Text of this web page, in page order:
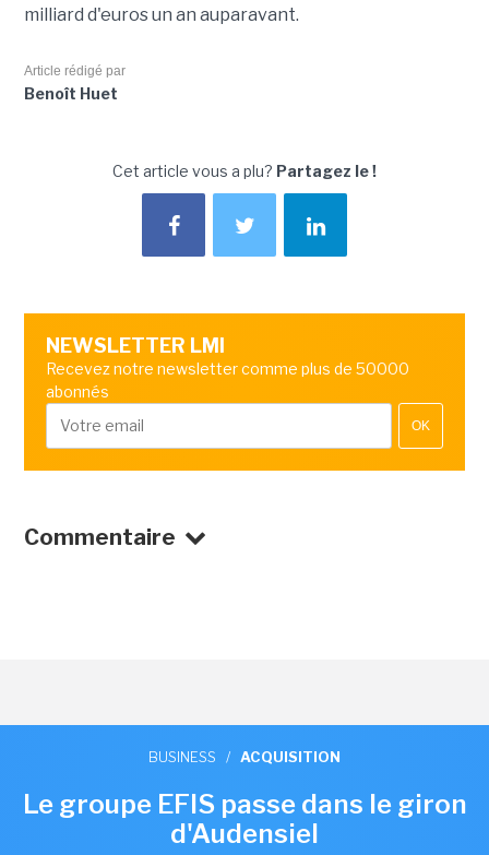
milliard d'euros un an auparavant.
Article rédigé par
Benoît Huet
Cet article vous a plu? Partagez le !
NEWSLETTER LMI
Recevez notre newsletter comme plus de 50000
abonnés
OK
Commentaire
BUSINESS / ACQUISITION
Le groupe EFIS passe dans le giron
d'Audensiel